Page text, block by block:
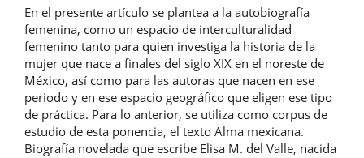
En el presente artículo se plantea a la autobiografía
femenina, como un espacio de interculturalidad
femenino tanto para quien investiga la historia de la
mujer que nace a finales del siglo XIX en el noreste de
México, así como para las autoras que nacen en ese
periodo y en ese espacio geográfico que eligen ese tipo
de práctica. Para lo anterior, se utiliza como corpus de
estudio de esta ponencia, el texto Alma mexicana.
Biografía novelada que escribe Elisa M. del Valle, nacida